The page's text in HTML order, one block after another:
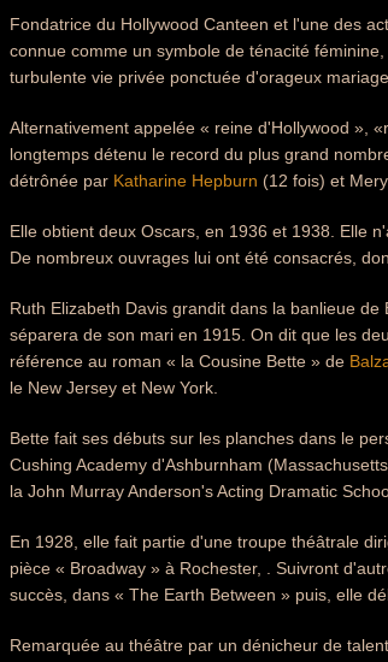
Fondatrice du Hollywood Canteen et l'une des
connue comme un symbole de ténacité
turbulente vie privée ponctuée d'orageux
Alternativement appelée « reine d'Hollywood »,
longtemps détenu le record du plus grand
détrônée par Katharine Hepburn (12 fois) et
Elle obtient deux Oscars, en 1936 et 1938. Elle
De nombreux ouvrages lui ont été consacrés,
Ruth Elizabeth Davis grandit dans la banlieue
séparera de son mari en 1915. On dit que les
référence au roman « la Cousine Bette » de
le New Jersey et New York.
Bette fait ses débuts sur les planches dans le
Cushing Academy d'Ashburnham
la John Murray Anderson's Acting Dramatic
En 1928, elle fait partie d'une troupe théâtrale
pièce « Broadway » à Rochester, . Suivront
succès, dans « The Earth Between » puis, elle
Remarquée au théâtre par un dénicheur de